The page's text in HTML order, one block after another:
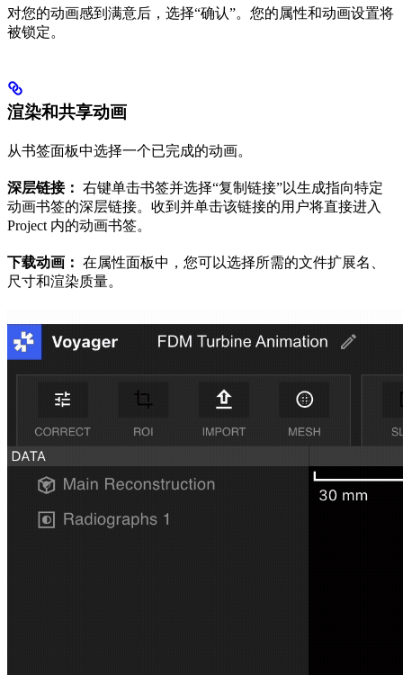
对您的动画感到满意后，选择“确认”。您的属性和动画设置将
被锁定。
渲染和共享动画
从书签面板中选择一个已完成的动画。
深层链接： 右键单击​​书签并选择“复制链接”以生成指向特定
动画书签的深层链接。收到并单击该链接的用户将直接进入
Project 内的动画书签。
下载动画： 在属性面板中，您可以选择所需的文件扩展名、
尺寸和渲染质量。